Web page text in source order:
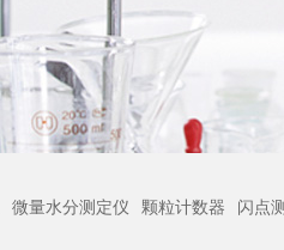
微量水分测定仪 颗粒计数器 闪点